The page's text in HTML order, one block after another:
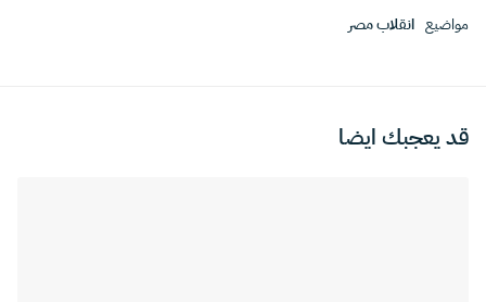
مواضيع انقلاب مصر
قد يعجبك ايضا